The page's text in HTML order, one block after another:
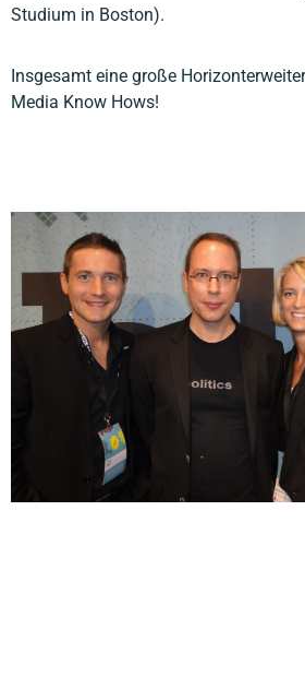
Studium in Boston).
Insgesamt eine große
Media Know Hows!